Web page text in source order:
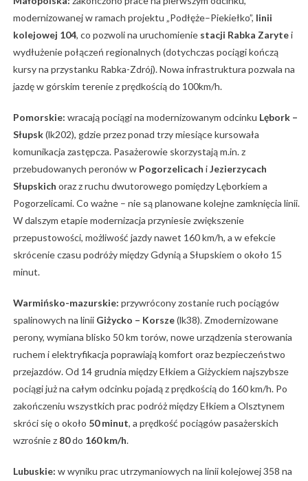
modernizowanej w ramach projektu „Podłęże–Piekiełko”, linii
kolejowej 104, co pozwoli na uruchomienie stacji Rabka Zarytei
wydłużenie połączeń regionalnych (dotychczas pociągi kończą
kursy na przystanku Rabka-Zdrój). Nowa infrastruktura pozwala na
jazdę w górskim terenie z prędkością do 100km/h.
Pomorskie: wracają pociągi na modernizowanym odcinku Lębork –
Słupsk(lk202), gdzie przez ponad trzy miesiące kursowała
komunikacja zastępcza. Pasażerowie skorzystają m.in. z
przebudowanych peronów w Pogorzelicach iJezierzycach
Słupskich oraz z ruchu dwutorowego pomiędzy Lęborkiem a
Pogorzelicami. Co ważne – nie są planowane kolejne zamknięcia linii.
W dalszym etapie modernizacja przyniesie zwiększenie
przepustowości, możliwość jazdy nawet 160 km/h, a w efekcie
skrócenie czasu podróży między Gdynią a Słupskiem o około 15
minut.
Warmińsko-mazurskie: przywrócony zostanie ruch pociągów
spalinowych na linii Giżycko – Korsze(lk38). Zmodernizowane
perony, wymiana blisko 50 km torów, nowe urządzenia sterowania
ruchem i elektryfikacja poprawiają komfort oraz bezpieczeństwo
przejazdów. Od 14 grudnia między Ełkiem a Giżyckiem najszybsze
pociągi już na całym odcinku pojadą z prędkością do 160 km/h. Po
zakończeniu wszystkich prac podróż między Ełkiem a Olsztynem
skróci się o około 50 minut, a prędkość pociągów pasażerskich
wzrośnie z 80do 160 km/h.
Lubuskie: w wyniku prac utrzymaniowych na linii kolejowej 358 na